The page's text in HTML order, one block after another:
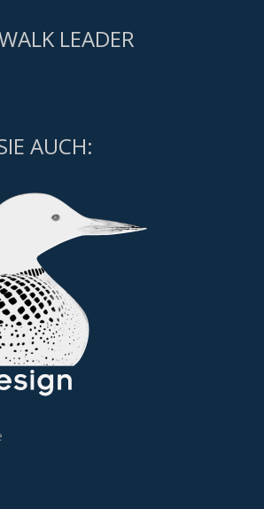
LEADER
AUCH: